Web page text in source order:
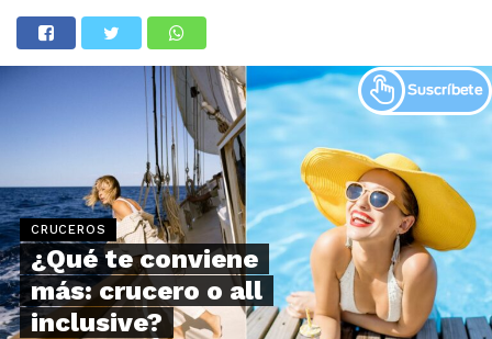
CRUCEROS
¿Qué te conviene
más: crucero o all
inclusive?